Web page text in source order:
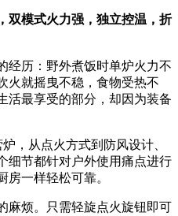
双模式火力强，独立控温，折
经历：野外煮饭时单炉火力不
火就摇曳不稳，食物受热不
活最享受的部分，却因为装备
，从点火方式到防风设计、
细节都针对户外使用痛点进行
房一样轻松可靠。
麻烦。只需轻旋点火旋钮即可